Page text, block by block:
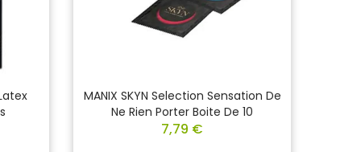
MANIX SKYN Selection Sensation De
Ne Rien Porter Boite De 10
7,79 €